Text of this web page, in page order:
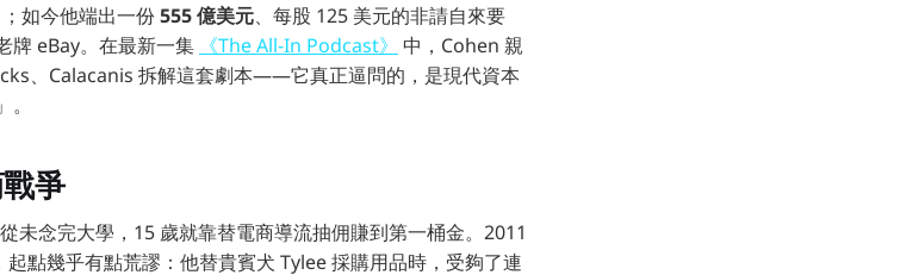
如今他端出一份555 億美元、每股 125 美元的非請自來要
牌 eBay。在最新一集 《The All-In Podcast》
中，Cohen 親
、Calacanis 拆解這套劇本——它真正逼問的，是現代資本
爭
未念完大學，15 歲就靠替電商導流抽佣賺到第一桶金。2011
點幾乎有點荒謬：他替貴賓犬 Tylee 採購用品時，受夠了連